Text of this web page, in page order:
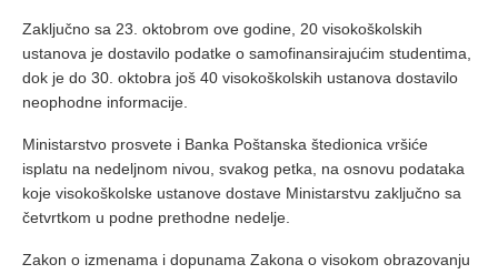
Zaključno sa 23. oktobrom ove godine, 20 visokoškolskih
ustanova je dostavilo podatke o samofinansirajućim studentima,
dok je do 30. oktobra još 40 visokoškolskih ustanova dostavilo
neophodne informacije.
Ministarstvo prosvete i Banka Poštanska štedionica vršiće
isplatu na nedeljnom nivou, svakog petka, na osnovu podataka
koje visokoškolske ustanove dostave Ministarstvu zaključno sa
četvrtkom u podne prethodne nedelje.
Zakon o izmenama i dopunama Zakona o visokom obrazovanju